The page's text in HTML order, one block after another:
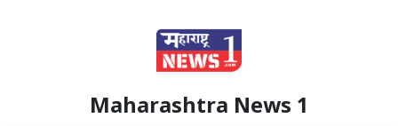
Maharashtra News 1